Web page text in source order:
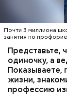
Почти 3 миллиона
занятия по
Представьте,
одиночку, а
Показываете,
жизни,
профессию